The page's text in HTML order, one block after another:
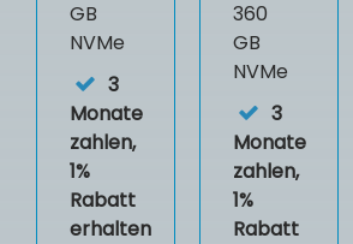
GB
NVMe
3
Monate
zahlen,
1%
Rabatt
erhalten
360
GB
NVMe
3
Monate
zahlen,
1%
Rabatt